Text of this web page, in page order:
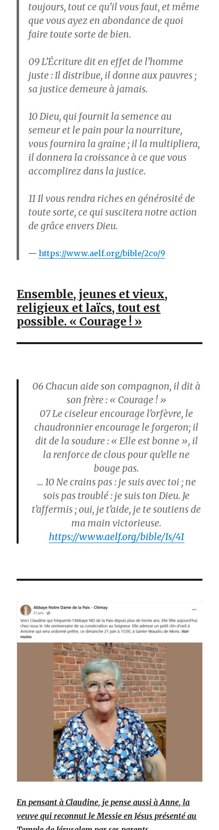
toujours, tout ce qu’il vous faut, et même
que vous ayez en abondance de quoi
faire toute sorte de bien.
09L’Écriture dit en effet de l’homme
juste : Il distribue, il donne aux pauvres ;
sa justice demeure à jamais.
10Dieu, qui fournit la semence au
semeur et le pain pour la nourriture,
vous fournira la graine ; il la multipliera,
il donnera la croissance à ce que vous
accomplirez dans la justice.
11 Il vous rendra riches en générosité de
toute sorte, ce qui suscitera notre action
de grâce envers Dieu.
https://www.aelf.org/bible/2co/9
Ensemble, jeunes et vieux,
religieux et laïcs, tout est
possible. « Courage ! »
06 Chacun aide son compagnon, il dit à
son frère : « Courage ! »
07Le ciseleur encourage l’orfèvre, le
chaudronnier encourage le forgeron; il
dit de la soudure : « Elle est bonne », il
la renforce de clous pour qu’elle ne
bouge pas.
… 10Ne crains pas : je suis avec toi ; ne
sois pas troublé : je suis ton Dieu. Je
t’affermis ; oui, je t’aide, je te soutiens de
ma main victorieuse.
https://www.aelf.org/bible/Is/41
En pensant à Claudine, je pense aussi à Anne, la
veuve qui reconnut le Messie en Jésus présenté au